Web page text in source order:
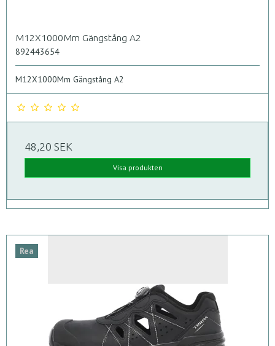
M12X1000Mm Gängstång A2
892443654
M12X1000Mm Gängstång A2
48,20 SEK
Visa produkten
Rea